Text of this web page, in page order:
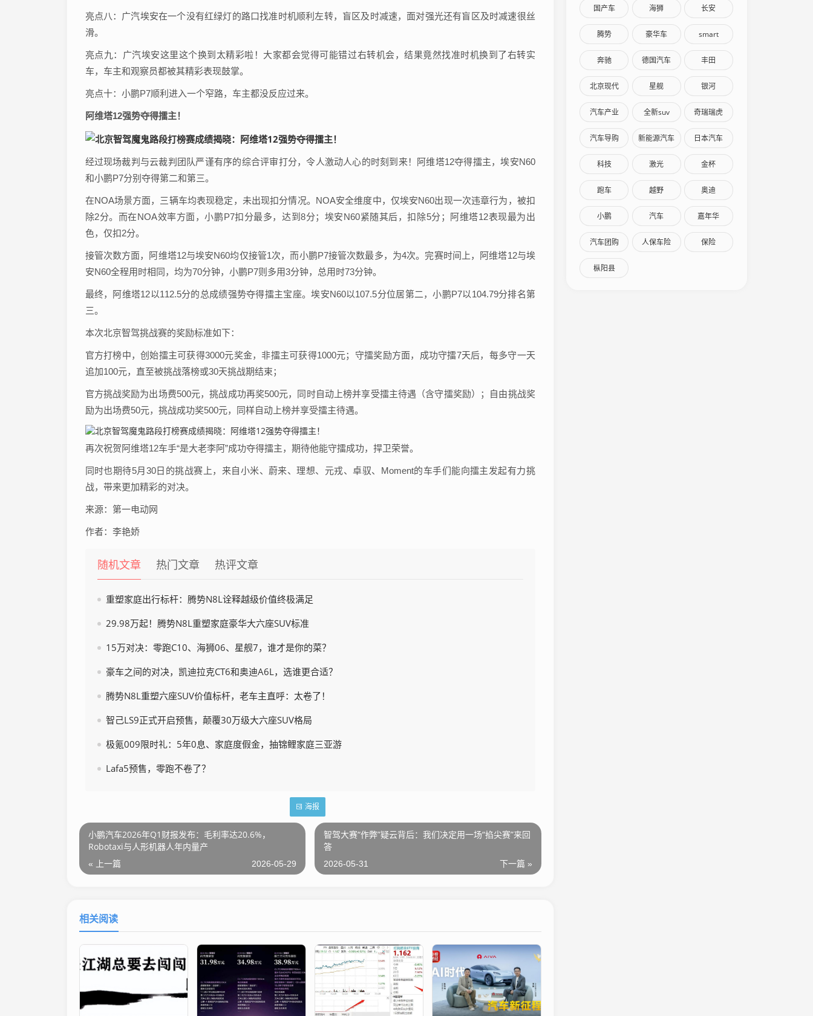
亮点八：广汽埃安在一个没有红绿灯的路口找准时机顺利左转，盲区及时减速，面对强光还有盲区及时减速很丝
滑。
亮点九：广汽埃安这里这个换到太精彩啦！大家都会觉得可能错过右转机会，结果竟然找准时机换到了右转实
车，车主和观察员都被其精彩表现鼓掌。
亮点十：小鹏P7顺利进入一个窄路，车主都没反应过来。
阿维塔12强势夺得擂主！
经过现场裁判与云裁判团队严谨有序的综合评审打分，令人激动人心的时刻到来！阿维塔12夺得擂主，埃安N60
和小鹏P7分别夺得第二和第三。
在NOA场景方面，三辆车均表现稳定，未出现扣分情况。NOA安全维度中，仅埃安N60出现一次违章行为，被扣
除2分。而在NOA效率方面，小鹏P7扣分最多，达到8分；埃安N60紧随其后，扣除5分；阿维塔12表现最为出
色，仅扣2分。
接管次数方面，阿维塔12与埃安N60均仅接管1次，而小鹏P7接管次数最多，为4次。完赛时间上，阿维塔12与埃
安N60全程用时相同，均为70分钟，小鹏P7则多用3分钟，总用时73分钟。
最终，阿维塔12以112.5分的总成绩强势夺得擂主宝座。埃安N60以107.5分位居第二，小鹏P7以104.79分排名第
三。
本次北京智驾挑战赛的奖励标准如下：
官方打榜中，创始擂主可获得3000元奖金，非擂主可获得1000元；守擂奖励方面，成功守擂7天后，每多守一天
追加100元，直至被挑战落榜或30天挑战期结束；
官方挑战奖励为出场费500元，挑战成功再奖500元，同时自动上榜并享受擂主待遇（含守擂奖励）；自由挑战奖
励为出场费50元，挑战成功奖500元，同样自动上榜并享受擂主待遇。
再次祝贺阿维塔12车手“是大老李阿”成功夺得擂主，期待他能守擂成功，捍卫荣誉。
同时也期待5月30日的挑战赛上，来自小米、蔚来、理想、元戎、卓驭、Moment的车手们能向擂主发起有力挑
战，带来更加精彩的对决。
来源：第一电动网
作者：李艳娇
随机文章 热门文章 热评文章
重塑家庭出行标杆：腾势N8L诠释越级价值终极满足
29.98万起！腾势N8L重塑家庭豪华大六座SUV标准
15万对决：零跑C10、海狮06、星舰7，谁才是你的菜？
豪车之间的对决，凯迪拉克CT6和奥迪A6L，选谁更合适？
腾势N8L重塑六座SUV价值标杆，老车主直呼：太卷了！
智己LS9正式开启预售，颠覆30万级大六座SUV格局
极氪009限时礼：5年0息、家庭度假金，抽锦鲤家庭三亚游
Lafa5预售，零跑不卷了？
海报
小鹏汽车2026年Q1财报发布：毛利率达20.6%，
Robotaxi与人形机器人年内量产
« 上一篇 2026-05-29
智驾大赛“作弊”疑云背后：我们决定用一场“掐尖赛”来回
答
下一篇 »
2026-05-31
相关阅读
国产车 海狮 长安
腾势 豪华车 smart
奔驰 德国汽车 丰田
北京现代 星舰 银河
汽车产业 全新suv 奇瑞瑞虎
汽车导购 新能源汽车 日本汽车
科技 激光 金杯
跑车 越野 奥迪
小鹏 汽车 嘉年华
汽车团购 人保车险 保险
枞阳县